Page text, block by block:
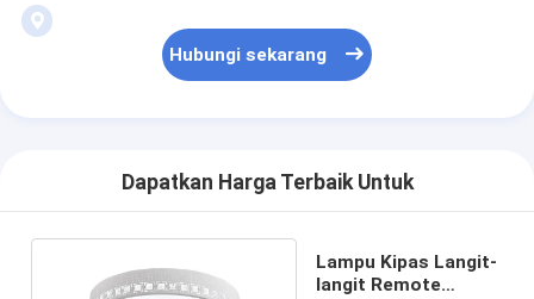
Hubungi sekarang
Dapatkan Harga Terbaik Untuk
Lampu Kipas Langit-
langit Remote